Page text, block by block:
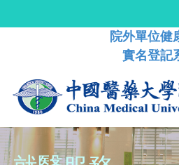
院外單位健
實名登記